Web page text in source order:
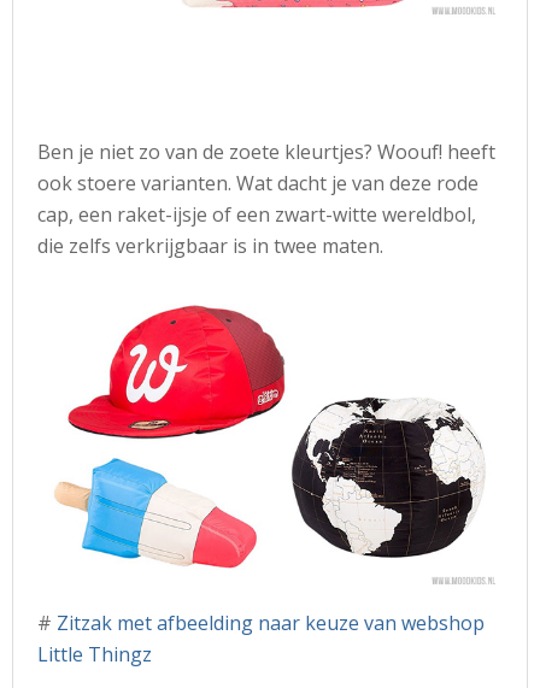
Ben je niet zo van de zoete kleurtjes? Woouf! heeft
ook stoere varianten. Wat dacht je van deze rode
cap, een raket-ijsje of een zwart-witte wereldbol,
die zelfs verkrijgbaar is in twee maten.
# Zitzak met afbeelding naar keuze van webshop
Little Thingz